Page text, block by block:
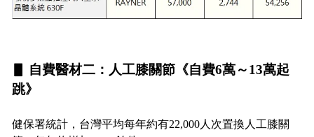
▋ 自費醫材二：人工膝關節《自費6萬～13萬起
跳》
健保署統計，台灣平均每年約有22,000人次置換人工膝關